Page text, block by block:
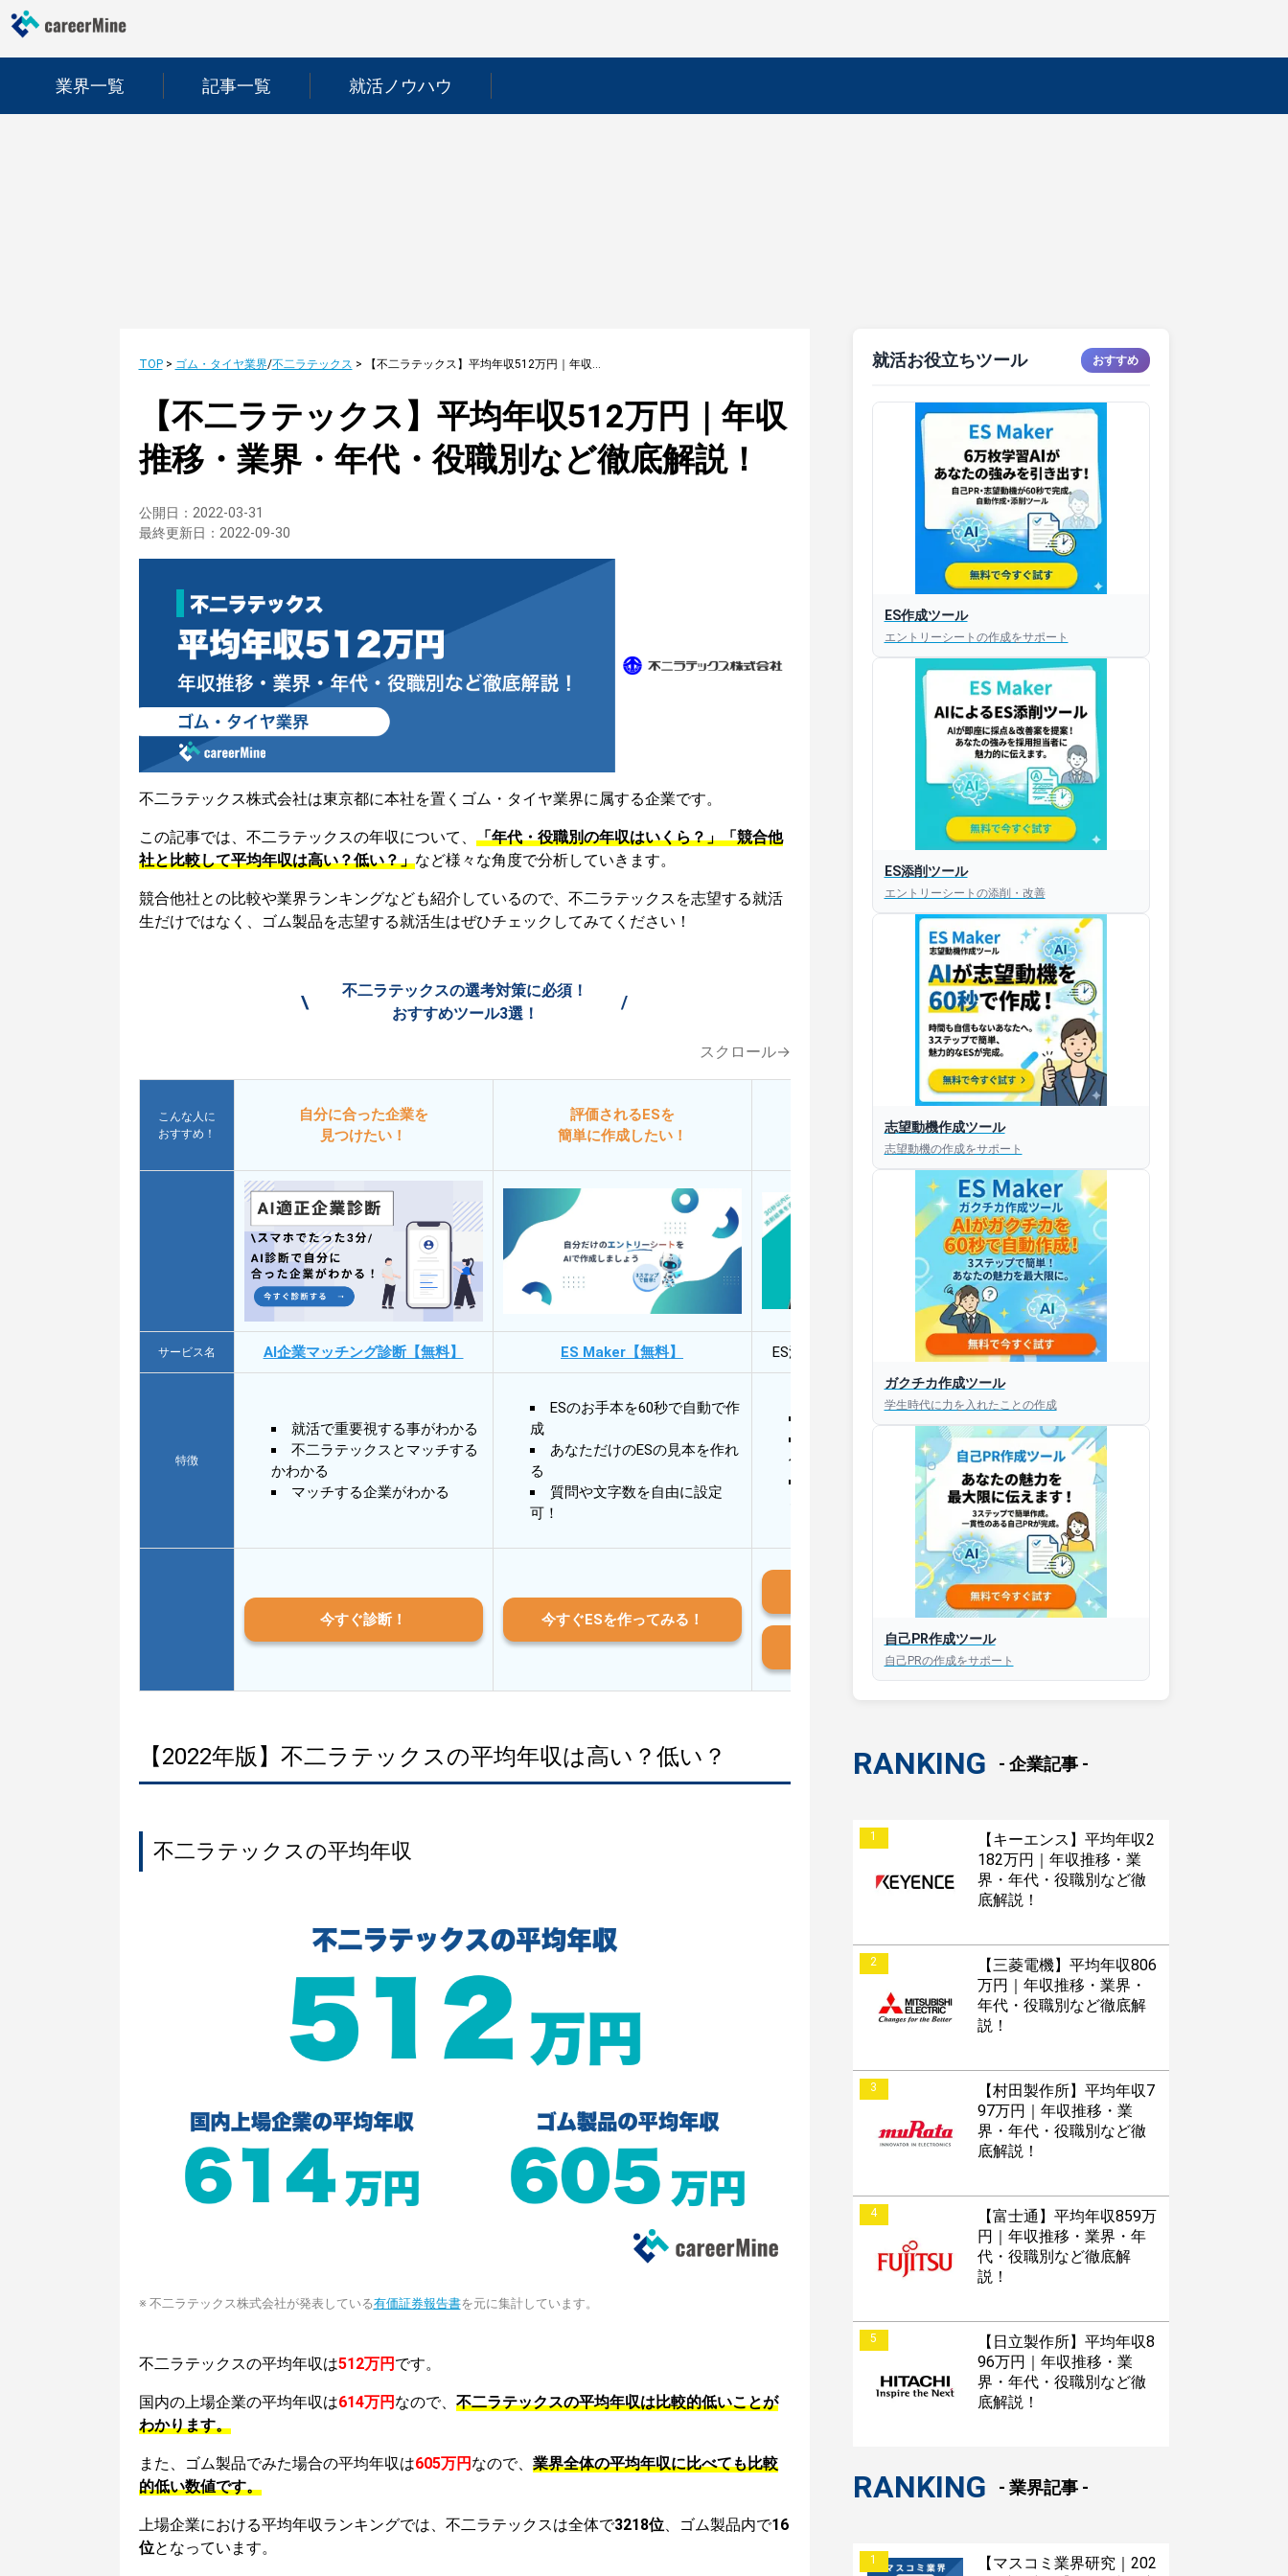
業界一覧 記事一覧 就活ノウハウ
TOP> ゴム・タイヤ業界/不二ラテックス > 【不二ラテックス】平均年収512万円｜年収推移・業界・年代・役職別など徹底解説！
【不二ラテックス】平均年収512万円｜年収
推移・業界・年代・役職別など徹底解説！
公開日： 2022-03-31
最終更新日： 2022-09-30
不二ラテックス株式会社は東京都に本社を置くゴム・タイヤ業界に属する企業です。
この記事では、不二ラテックスの年収について、 「年代・役職別の年収はいくら？」「競合他
社と比較して平均年収は高い？低い？」など様々な角度で分析していきます。
競合他社との比較や業界ランキングなども紹介しているので、不二ラテックスを志望する就活
生だけではなく、ゴム製品を志望する就活生はぜひチェックしてみてください！
\
不二ラテックスの選考対策に必須！
おすすめツール3選！
/
スクロール→
こんな人に
おすすめ！
自分に合った企業を
見つけたい！
評価されるESを
簡単に作成したい！
添削してほしい！
サービス名 AI企業マッチング診断【無料】 ES Maker【無料】 ES添削・面接対策アプリ【無料】
特徴
就活で重要視する事がわかる
不二ラテックスとマッチする
かわかる
マッチする企業がわかる
ESのお手本を60秒で自動で作
成
あなただけのESの見本を作れ
る
質問や文字数を自由に設定
可！
30秒以内にあなたのESを添削
30秒以内にあなただけのESを
作成
AIと対話して面接練習ができ
今すぐ診断！ 今すぐESを作ってみる！
iOS版はこちら
Android版はこちら
【2022年版】不二ラテックスの平均年収は高い？低い？
不二ラテックスの平均年収
※ 不二ラテックス株式会社が発表している有価証券報告書を元に集計しています。
不二ラテックスの平均年収は512万円 です。
国内の上場企業の平均年収は614万円 なので、 不二ラテックスの平均年収は比較的低いことが
わかります。
また、ゴム製品でみた場合の平均年収は605万円 なので、 業界全体の平均年収に比べても比較
的低い数値です。
上場企業における平均年収ランキングでは、不二ラテックスは全体で3218位、ゴム製品内で16
位となっています。
就活お役立ちツール おすすめ
ES作成ツール
エントリーシートの作成をサポート
ES添削ツール
エントリーシートの添削・改善
志望動機作成ツール
志望動機の作成をサポート
ガクチカ作成ツール
学生時代に力を入れたことの作成
自己PR作成ツール
自己PRの作成をサポート
RANKING - 企業記事 -
1
【キーエンス】平均年収2
182万円｜年収推移・業
界・年代・役職別など徹
底解説！
2
【三菱電機】平均年収806
万円｜年収推移・業界・
年代・役職別など徹底解
説！
3
【村田製作所】平均年収7
97万円｜年収推移・業
界・年代・役職別など徹
底解説！
4
【富士通】平均年収859万
円｜年収推移・業界・年
代・役職別など徹底解
説！
5
【日立製作所】平均年収8
96万円｜年収推移・業
界・年代・役職別など徹
底解説！
RANKING - 業界記事 -
1
【マスコミ業界研究｜202